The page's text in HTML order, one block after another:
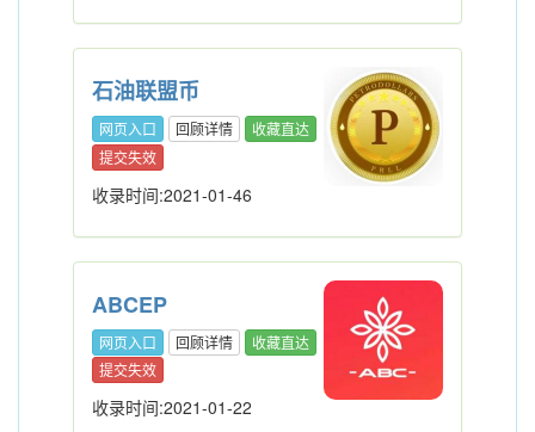
石油联盟币
网页入口 回顾详情
收藏直达
提交失效
收录时间:2021-01-46
ABCEP
网页入口 回顾详情
收藏直达
提交失效
收录时间:2021-01-22